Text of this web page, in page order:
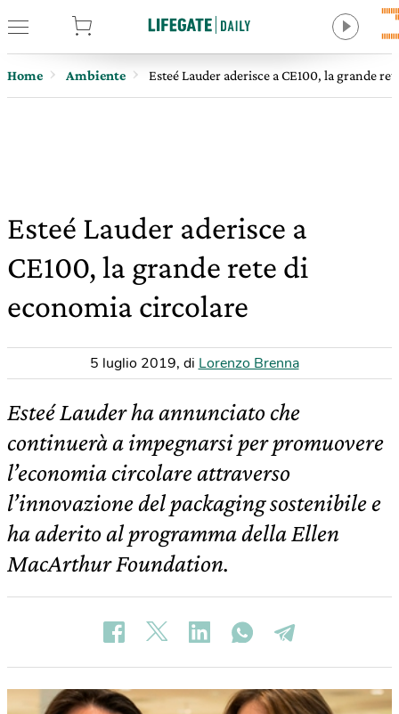
Home Ambiente Esteé Lauder aderisce a CE100, la grande
Esteé Lauder aderisce a
CE100, la grande rete di
economia circolare
5 luglio 2019, di Lorenzo Brenna
Esteé Lauder ha annunciato che
continuerà a impegnarsi per promuovere
l’economia circolare attraverso
l’innovazione del packaging sostenibile e
ha aderito al programma della Ellen
MacArthur Foundation.